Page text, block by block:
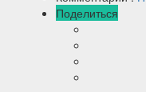
Поделиться